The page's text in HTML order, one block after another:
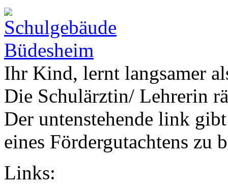
Ihr Kind, lernt langsamer
Die Schulärztin/ Lehrerin
Der untenstehende link
eines Fördergutachtens zu
Links: